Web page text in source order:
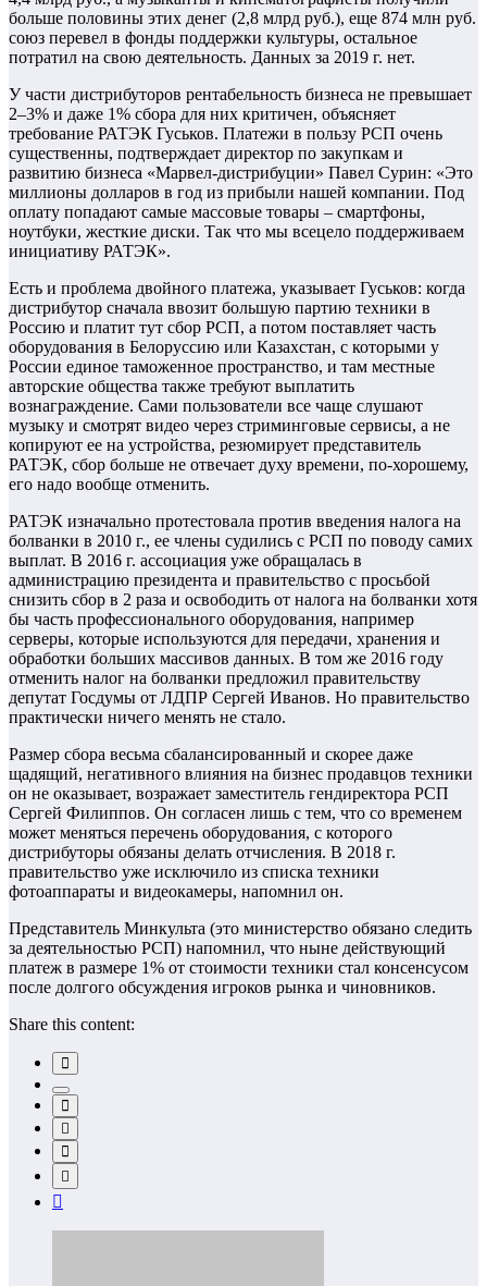
больше половины этих денег (2,8 млрд руб.), еще 874 млн руб.
союз перевел в фонды поддержки культуры, остальное
потратил на свою деятельность. Данных за 2019 г. нет.
У части дистрибуторов рентабельность бизнеса не превышает
2–3% и даже 1% сбора для них критичен, объясняет
требование РАТЭК Гуськов. Платежи в пользу РСП очень
существенны, подтверждает директор по закупкам и
развитию бизнеса «Марвел-дистрибуции» Павел Сурин: «Это
миллионы долларов в год из прибыли нашей компании. Под
оплату попадают самые массовые товары – смартфоны,
ноутбуки, жесткие диски. Так что мы всецело поддерживаем
инициативу РАТЭК».
Есть и проблема двойного платежа, указывает Гуськов: когда
дистрибутор сначала ввозит большую партию техники в
Россию и платит тут сбор РСП, а потом поставляет часть
оборудования в Белоруссию или Казахстан, с которыми у
России единое таможенное пространство, и там местные
авторские общества также требуют выплатить
вознаграждение. Сами пользователи все чаще слушают
музыку и смотрят видео через стриминговые сервисы, а не
копируют ее на устройства, резюмирует представитель
РАТЭК, сбор больше не отвечает духу времени, по-хорошему,
его надо вообще отменить.
РАТЭК изначально протестовала против введения налога на
болванки в 2010 г., ее члены судились с РСП по поводу самих
выплат. В 2016 г. ассоциация уже обращалась в
администрацию президента и правительство с просьбой
снизить сбор в 2 раза и освободить от налога на болванки хотя
бы часть профессионального оборудования, например
серверы, которые используются для передачи, хранения и
обработки больших массивов данных. В том же 2016 году
отменить налог на болванки предложил правительству
депутат Госдумы от ЛДПР Сергей Иванов. Но правительство
практически ничего менять не стало.
Размер сбора весьма сбалансированный и скорее даже
щадящий, негативного влияния на бизнес продавцов техники
он не оказывает, возражает заместитель гендиректора РСП
Сергей Филиппов. Он согласен лишь с тем, что со временем
может меняться перечень оборудования, с которого
дистрибуторы обязаны делать отчисления. В 2018 г.
правительство уже исключило из списка техники
фотоаппараты и видеокамеры, напомнил он.
Представитель Минкульта (это министерство обязано следить
за деятельностью РСП) напомнил, что ныне действующий
платеж в размере 1% от стоимости техники стал консенсусом
после долгого обсуждения игроков рынка и чиновников.
Share this content: